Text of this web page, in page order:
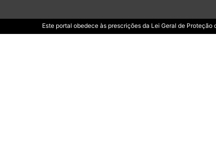
Este portal obedece às prescrições da Lei Geral de Proteção